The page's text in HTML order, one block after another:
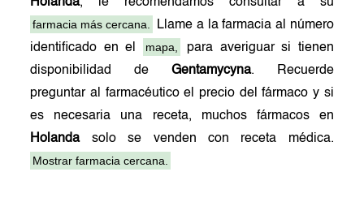
farmacia más cercana.
Llame a la farmacia al número
identificado en el
mapa,
para averiguar si tienen
disponibilidad de Gentamycyna. Recuerde
preguntar al farmacéutico el precio del fármaco y si
es necesaria una receta, muchos fármacos en
Holandasolo se venden con receta médica.
Mostrar farmacia cercana.